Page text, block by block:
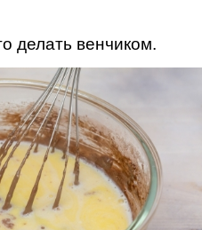
делать венчиком.